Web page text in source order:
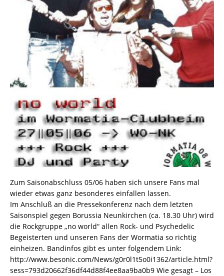
Zum Saisonabschluss 05/06 haben sich unsere Fans mal
wieder etwas ganz besonderes einfallen lassen.
Im Anschluß an die Pressekonferenz nach dem letzten
Saisonspiel gegen Borussia Neunkirchen (ca. 18.30 Uhr) wird
die Rockgruppe „no world“ allen Rock- und Psychedelic
Begeisterten und unseren Fans der Wormatia so richtig
einheizen. Bandinfos gibt es unter folgendem Link:
http://www.besonic.com/News/g0r0l1t5o0i1362/article.html?
sess=793d20662f36df44d88f4ee8aa9ba0b9 Wie gesagt – Los